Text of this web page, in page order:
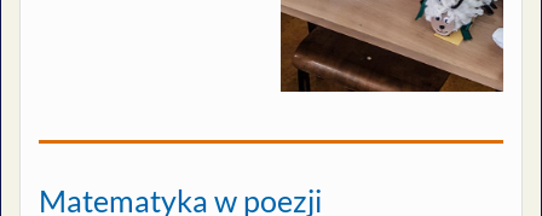
Matematyka w poezji